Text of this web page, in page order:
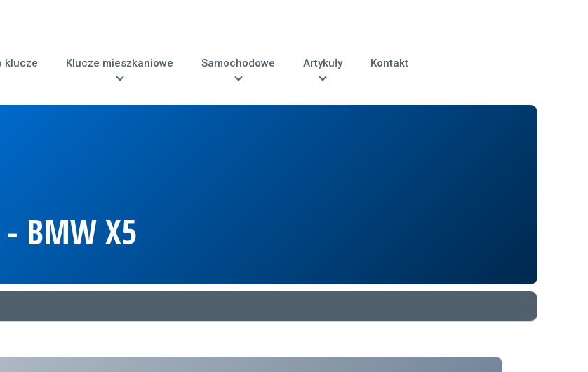
klucze Klucze mieszkaniowe Samochodowe Artykuły Kontakt
- BMW X5